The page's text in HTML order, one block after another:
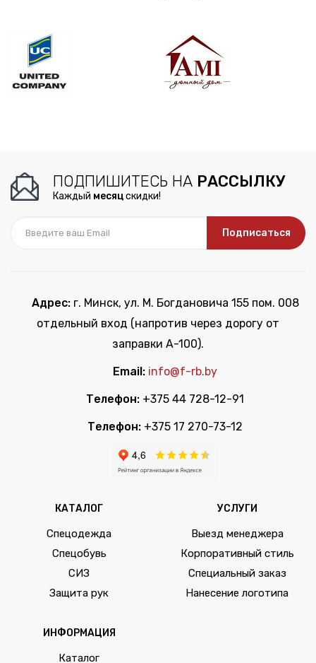
ПОДПИШИТЕСЬ НА РАССЫЛКУ
Каждый месяцскидки!
Подписаться
Адрес:г. Минск, ул. М. Богдановича 155 пом. 008
отдельный вход (напротив через дорогу от
заправки А-100).
Email: info@f-rb.by
Телефон: +375 44 728-12-91
Телефон: +375 17 270-73-12
КАТАЛОГ
Спецодежда
Спецобувь
СИЗ
Защита рук
УСЛУГИ
Выезд менеджера
Корпоративный стиль
Специальный заказ
Нанесение логотипа
ИНФОРМАЦИЯ
Каталог